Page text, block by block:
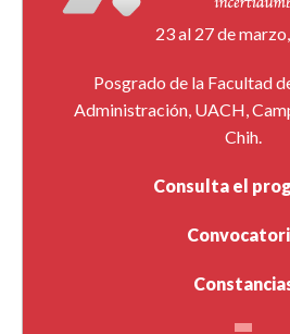
23 al 27 de
Posgrado de la Facultad
Administración, UACH,
Chih.
Consulta el